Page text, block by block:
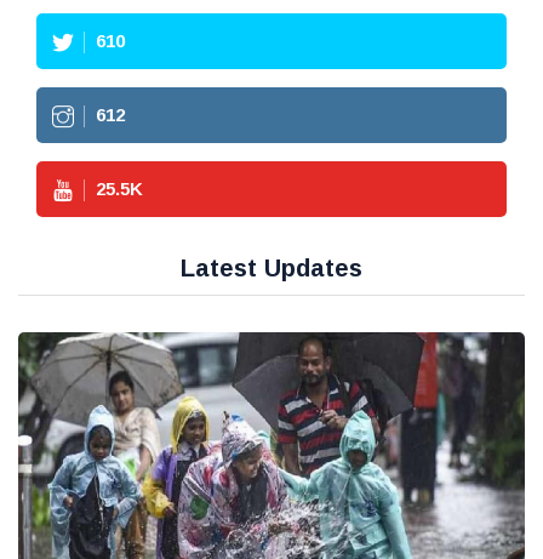
610
612
25.5K
Latest Updates